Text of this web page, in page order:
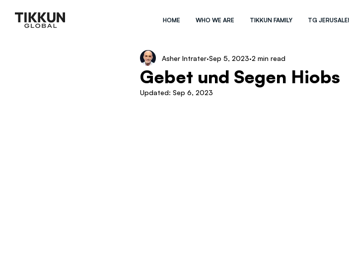
HOME WHO WE ARE TIKKUN FAMILY TG
Gebet und Segen Hiobs
Asher Intrater Sep 5, 2023 2 min read
Updated: Sep 6, 2023